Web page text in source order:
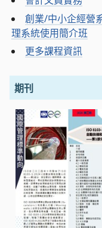
創業/中小企經營
理系統使用簡介班
更多課程資訊
期刊